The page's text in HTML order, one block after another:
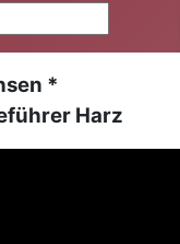
*
Harz